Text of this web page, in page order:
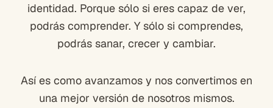
identidad. Porque sólo si eres capaz de ver,
podrás comprender. Y sólo si comprendes,
podrás sanar, crecer y cambiar.
Así es como avanzamos y nos convertimos en
una mejor versión de nosotros mismos.